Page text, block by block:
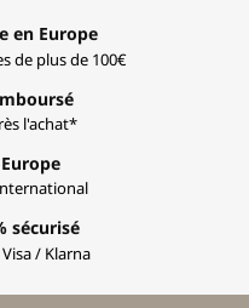
en Europe
de plus de 100€
l'achat*
sécurisé
/ Klarna